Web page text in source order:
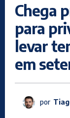
Chega
para
levar
em
por